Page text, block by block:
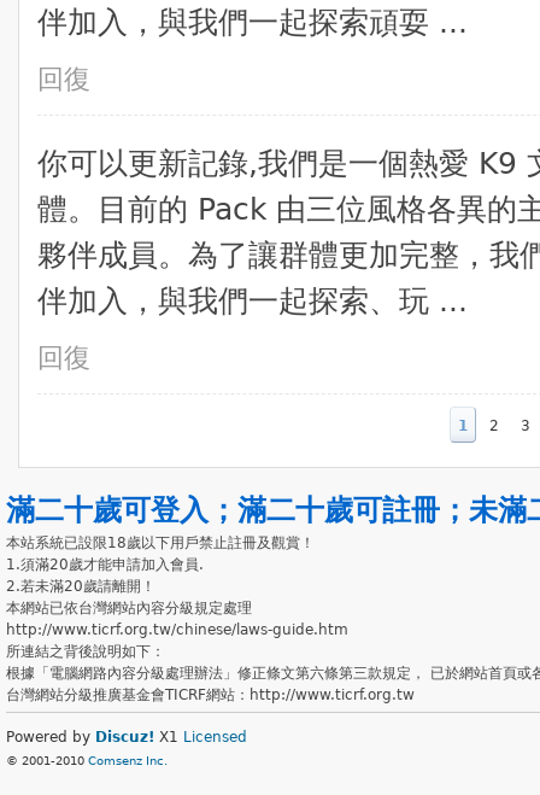
伴加入，與我們一起探索頑耍 ...
回復
你可以更新記錄,​我們是一個熱愛 K9
體。目前的 Pack 由三位風格各異的
夥伴成員。為了讓群體更加完整，我
伴加入，與我們一起探索、玩 ...
回復
1 2 3
滿二十歲可登入 ； 滿二十歲可註冊 ； 未滿
本站系統已設限18歲以下用戶禁止註冊及觀賞！
1.須滿20歲才能申請加入會員.
2.若未滿20歲請離開！
本網站已依台灣網站內容分級規定處理
http://www.ticrf.org.tw/chinese/laws-guide.htm
所連結之背後說明如下：
根據「電腦網路內容分級處理辦法」修正條文第六條第三款規定， 已於網站首頁
台灣網站分級推廣基金會TICRF網站：http://www.ticrf.org.tw
Powered by Discuz! X1 Licensed
© 2001-2010 Comsenz Inc.